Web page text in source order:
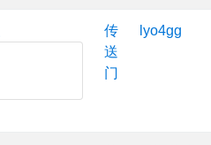
传
送
门
lyo4gg